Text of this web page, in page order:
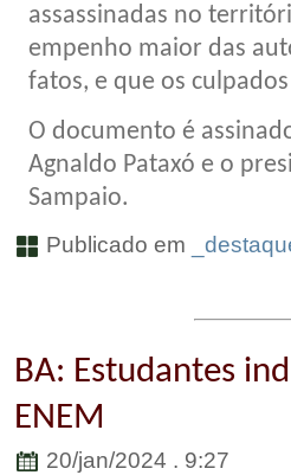
assassinadas no
empenho maior das
fatos, e que os
O documento é
Agnaldo Pataxó e o
Sampaio.
Publicado em
BA: Estudantes
ENEM
20/jan/2024 . 9:27